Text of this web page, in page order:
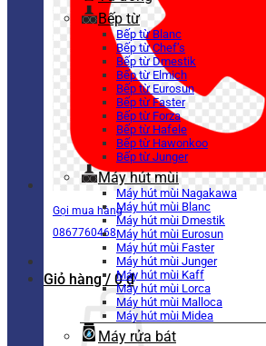
Gọi mua hàng
0867760468
Giỏ hàng / 0₫
Bếp từ
Bếp từ Blanc
Bếp từ Chef’s
Bếp từ Dmestik
Bếp từ Elmich
Bếp từ Eurosun
Bếp từ Faster
Bếp từ Forza
Bếp từ Hafele
Bếp từ Hawonkoo
Bếp từ Junger
Máy hút mùi
Máy hút mùi Nagakawa
Máy hút mùi Blanc
Máy hút mùi Dmestik
Máy hút mùi Eurosun
Máy hút mùi Faster
Máy hút mùi Junger
Máy hút mùi Kaff
Máy hút mùi Lorca
Máy hút mùi Malloca
Máy hút mùi Midea
Máy rửa bát